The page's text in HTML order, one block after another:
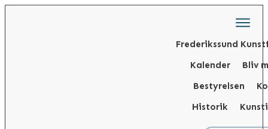
Frederikssund
Kalender
Bliv
Bestyrelsen
Historik